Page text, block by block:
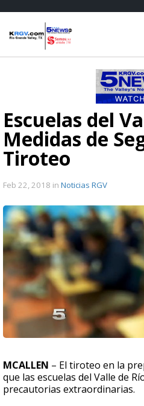
Escuelas del
Medidas de
Tiroteo
Feb 22, 2018 in Noticias RGV
MCALLEN – El tiroteo en la
que las escuelas del Valle de
precautorias extraordinarias.